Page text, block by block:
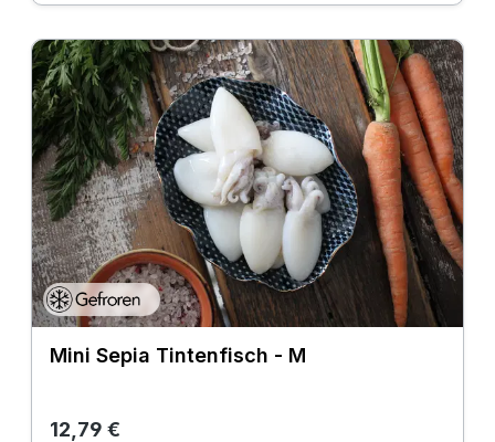
Mini Sepia Tintenfisch - M
Regulärer Preis:
12,79 €